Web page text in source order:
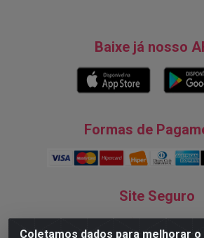
Coletamos dados para melhorar
Baixe já nosso
Formas de
Site Seguro